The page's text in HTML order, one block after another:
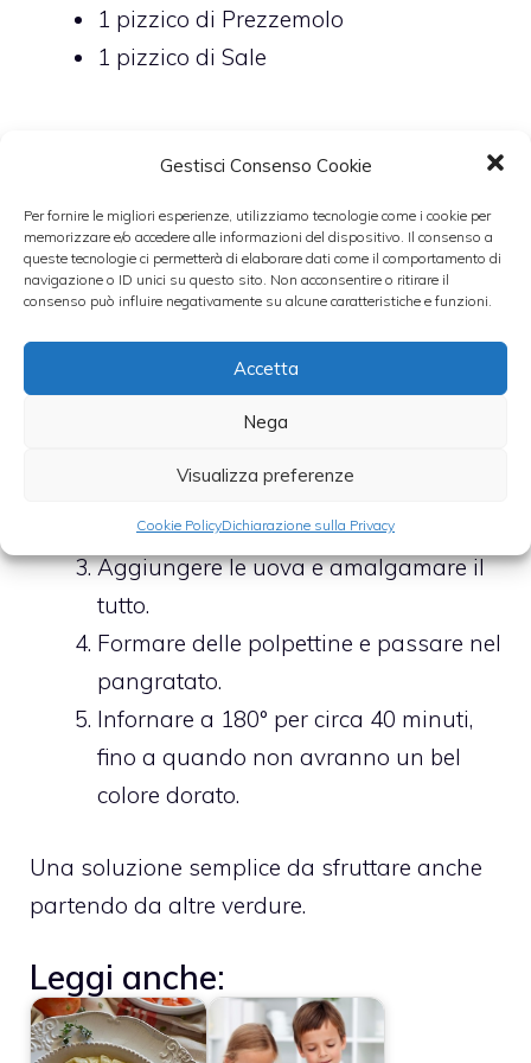
Gestisci Consenso Cookie
Per fornire le migliori esperienze, utilizziamo tecnologie come i cookie per
memorizzare e/o accedere alle informazioni del dispositivo. Il consenso a
queste tecnologie ci permetterà di elaborare dati come il comportamento di
navigazione o ID unici su questo sito. Non acconsentire o ritirare il
consenso può influire negativamente su alcune caratteristiche e funzioni.
Accetta
Nega
Visualizza preferenze
Cookie PolicyDichiarazione sulla Privacy
1 pizzico di Prezzemolo
1 pizzico di Sale
Preparazione
Lessate le patate e il cavolo dopo
averli tagliati a pezzi.
Scolateli e lasciateli raffreddare,
schiacciateli con una forchetta e
aggiungete il parmigiano
pezzettini piccoli, il prezzemolo e
salate.
Aggiungere le uova e amalgamare il
tutto.
Formare delle polpettine e passare nel
pangratato.
Infornare a 180° per circa 40 minuti,
fino a quando non avranno un bel
colore dorato.
Una soluzione semplice da sfruttare anche
partendo da altre verdure.
Leggi anche: